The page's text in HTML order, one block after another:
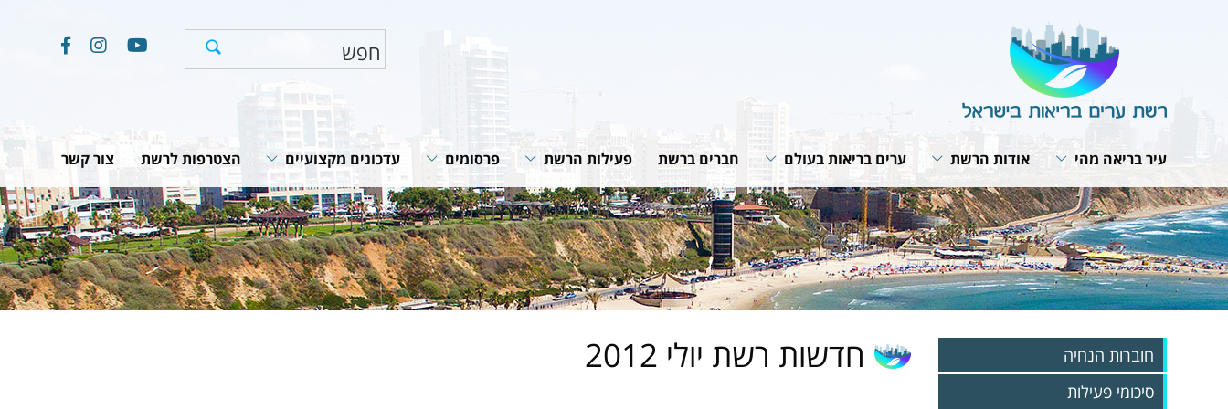
עיר בריאה מהי
תבנית פעולה
תפקיד המתאם
ועדת היגוי לעיר בריאה
פרופיל עירוני
תהליך תכנון עירוני
אודות הרשת
מבנה הרשת
חזון ומטרות
תפקיד הרשת
תקנון הרשת
הערכת הפעילות בערים
אמנת העיר הבריאה
ערים בריאות בעולם
תנאי חברות ברשת
האירופית של רשתות
תוכנית אסטרטגית של
רשת הרשתות
פעילות עולמית
מפגשי עבודה של הרשת
חברים ברשת פעילות הרשת
תוכניות ופעילות הרשת
שיתופי פעולה
פרסומים
חוברות הנחיה
סיכומי פעילות
מאמרים מקצועיים
חדשות רשת
עדכונים מקצועיים
חוקים, תקנות והמלצות
תוכניות לאומיות
מאמרים וכתבות
הצטרפות לרשת צור קשר
חוברות הנחיה
סיכומי פעילות
חדשות רשת יולי 2012